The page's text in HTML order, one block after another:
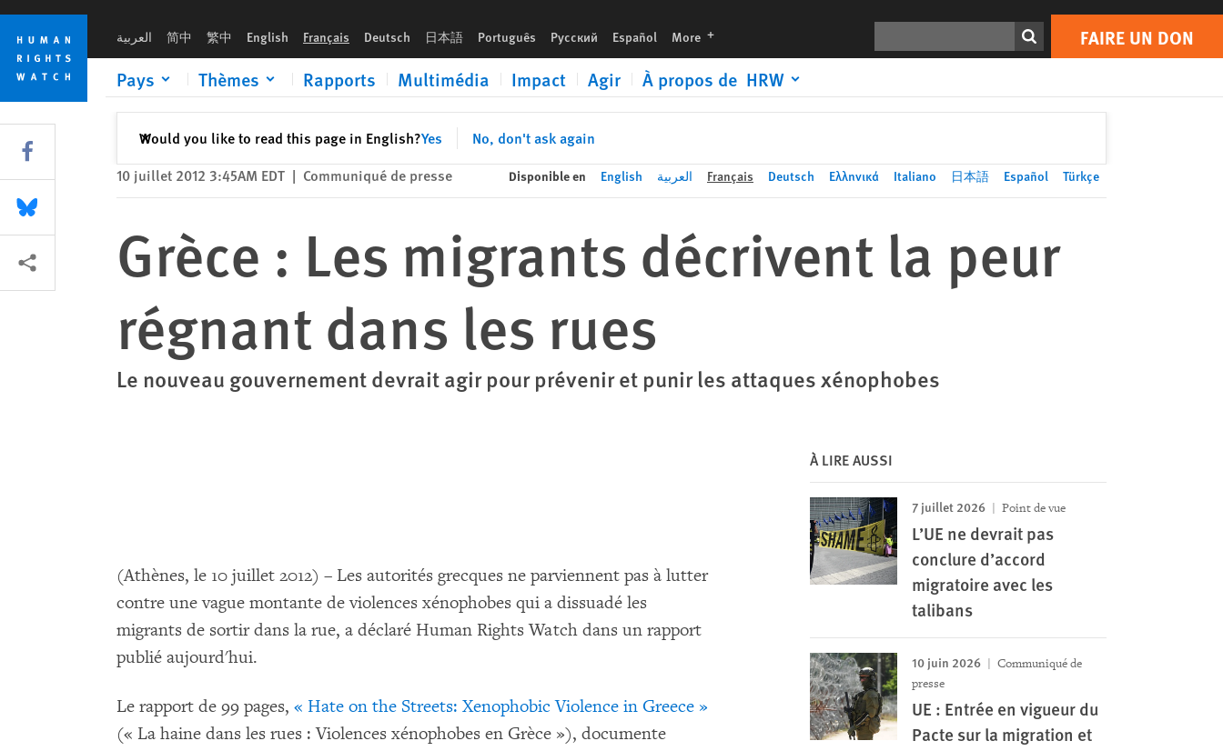
Skip
cookie
privacy
notice
Skip
main
content
العربية 简中 繁中 English Français Deutsch 日本語 Português Русский Español More languages FAIRE UN DON
Pays Thèmes Rapports Multimédia Impact Agir À propos de HRW
Would you like to read this page in English?Yes No, don't ask again
✕Fermer
Print FAIRE UN DON
10 juillet 2012 3:45AM EDT | Communiqué de presse Disponible en English العربية Français Deutsch Ελληνικά Italiano 日本語 Español Türkçe
Grèce : Les migrants décrivent la peur
régnant dans les rues
Le nouveau gouvernement devrait agir pour prévenir et punir les attaques xénophobes
(Athènes, le 10 juillet 2012) – Les autorités grecques ne parviennent pas à lutter
contre une vague montante de violences xénophobes qui a dissuadé les
migrants de sortir dans la rue, a déclaré Human Rights Watch dans un rapport
publié aujourd'hui.
Le rapport de 99 pages, « Hate on the Streets: Xenophobic Violence in Greece »
(« La haine dans les rues : Violences xénophobes en Grèce »), documente
À LIRE AUSSI
7 juillet 2026 Point de vue
L’UE ne devrait pas
conclure d’accord
migratoire avec les
talibans
10 juin 2026
Communiqué de
presse
UE : Entrée en vigueur du
Pacte sur la migration et
Share this via Facebook
Share this via Bluesky
Share this via Partagez